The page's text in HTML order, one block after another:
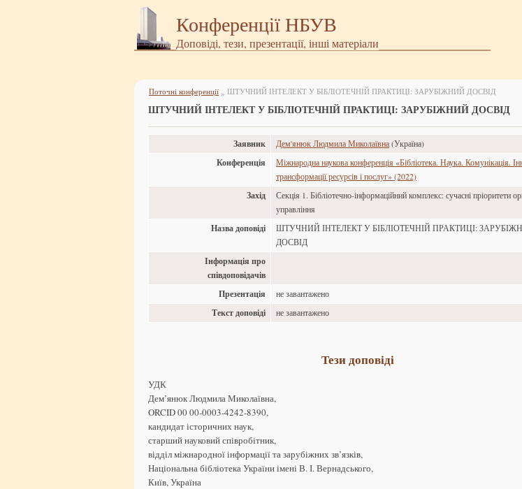
Конференції НБУВ
Доповіді, тези, презентації, інші матеріали
Поточні конференції » ШТУЧНИЙ ІНТЕЛЕКТ У БІБЛІОТЕЧНІЙ ПРАКТИЦІ: ЗАРУБІЖНИЙ ДОСВІД
ШТУЧНИЙ ІНТЕЛЕКТ У БІБЛІОТЕЧНІЙ ПРАКТИЦІ: ЗАРУБІЖНИЙ ДОСВІД
Заявник Дем'янюк Людмила Миколаївна (Україна)
Конференція
Міжнародна наукова конференція «Бібліотека. Наука. Комунікація.
трансформації ресурсів і послуг» (2022)
Захід
Секція 1. Бібліотечно-інформаційний комплекс: сучасні пріоритети
управління
Назва доповіді
ШТУЧНИЙ ІНТЕЛЕКТ У БІБЛІОТЕЧНІЙ ПРАКТИЦІ:
ДОСВІД
Інформація про
співдоповідачів
Презентація
не завантажено
Текст доповіді не завантажено
Тези доповіді
УДК
Дем’янюк Людмила Миколаївна,
ORCID 00 00-0003-4242-8390,
кандидат історичних наук,
старший науковий співробітник,
відділ міжнародної інформації та зарубіжних зв’язків,
Національна бібліотека України імені В. І. Вернадського,
Київ, Україна